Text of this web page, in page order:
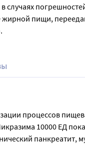
случаях
жирной пищи,
процессов
10000 ЕД
панкреатит,